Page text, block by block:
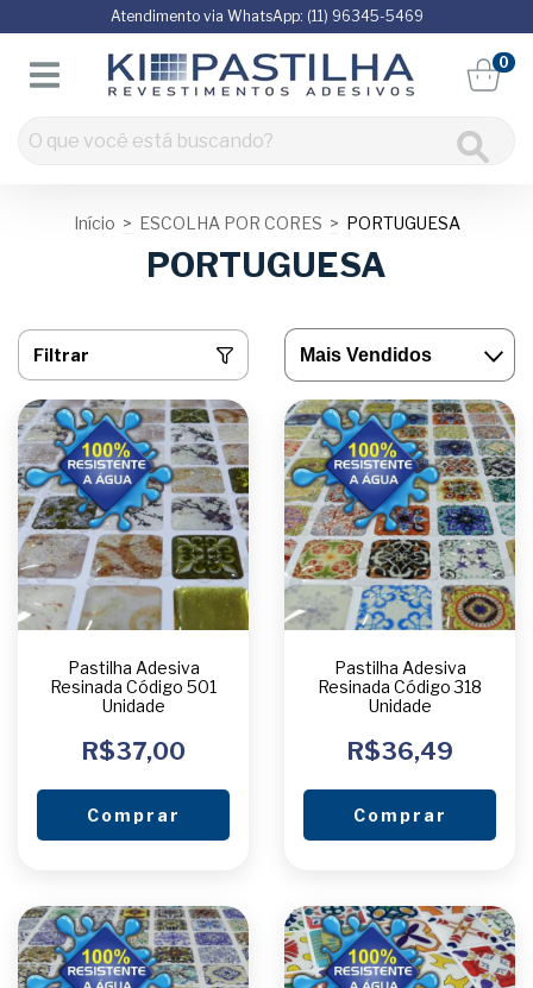
Atendimento via WhatsApp: (11) 96345-5469
0
Início > ESCOLHA POR CORES > PORTUGUESA
PORTUGUESA
Filtrar
Pastilha Adesiva
Resinada Código 501
Unidade
R$37,00
Comprar
Pastilha Adesiva
Resinada Código 318
Unidade
R$36,49
Comprar